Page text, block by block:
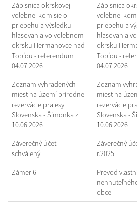
Zápisnica okrskovej
volebnej komisie o
priebehu a výsledku
hlasovania vo volebnom
okrsku Hermanovce nad
Topľou - referendum
04.07.2026
Zápisnica
volebnej
priebehu a
hlasovania
okrsku
Topľou -
04.07.2026
Zoznam vyhradených
miest na území prírodnej
rezervácie pralesy
Slovenska - Šimonka z
10.06.2026
Zoznam
miest na
rezervácie
Slovenska -
10.06.2026
Záverečný účet -
schválený
Záverečný
r.2025
Zámer 6
Prevod
obce